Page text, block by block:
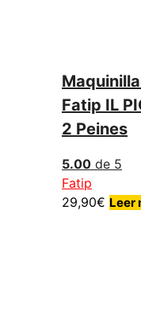
Fatip IL
2 Peines
5.00 de 5
Fatip
29,90€ Leer